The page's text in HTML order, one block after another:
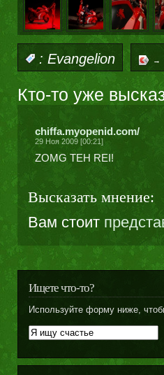
: Evangelion →
Кто-то уже
chiffa.myopenid.com/
29 Ноя 2009 [00:21]
ZOMG TEH REI!
Высказать мнение:
Вам стоит
Ищете что-то?
Используйте форму ниже,